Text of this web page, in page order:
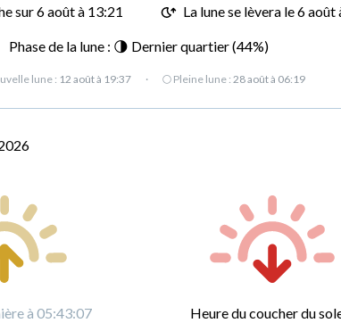
sur6 août à 13:21 La lune se lèvera le 6 août
Phase de la lune : 🌗 Dernier quartier (44%)
lune : 12 août à 19:37 · 🌕 Pleine lune : 28 août à 06:19
à 05:43:07
Heure ducoucher du